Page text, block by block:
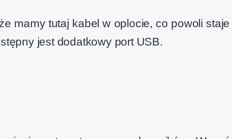
mamy tutaj kabel w oplocie, co powoli
jest dodatkowy port USB.